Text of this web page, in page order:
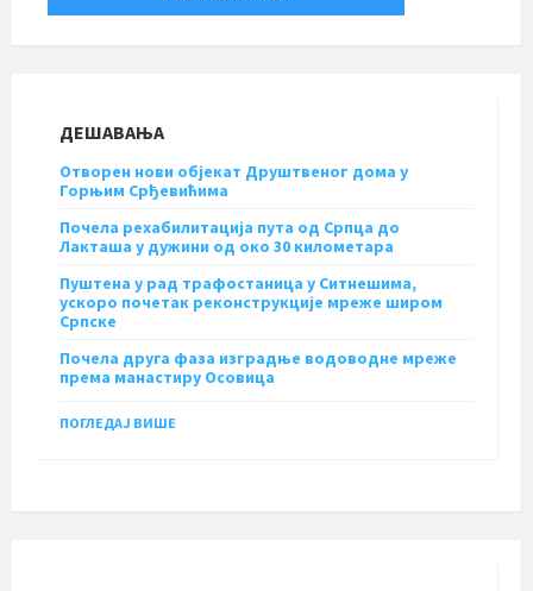
ДЕШАВАЊА
Отворен нови објекат Друштвеног дома у
Горњим Срђевићима
Почела рехабилитација пута од Српца до
Лакташа у дужини од око 30 километара
Пуштена у рад трафостаница у Ситнешима,
ускоро почетак реконструкције мреже широм
Српске
Почела друга фаза изградње водоводне мреже
према манастиру Осовица
ПОГЛЕДАЈ ВИШЕ